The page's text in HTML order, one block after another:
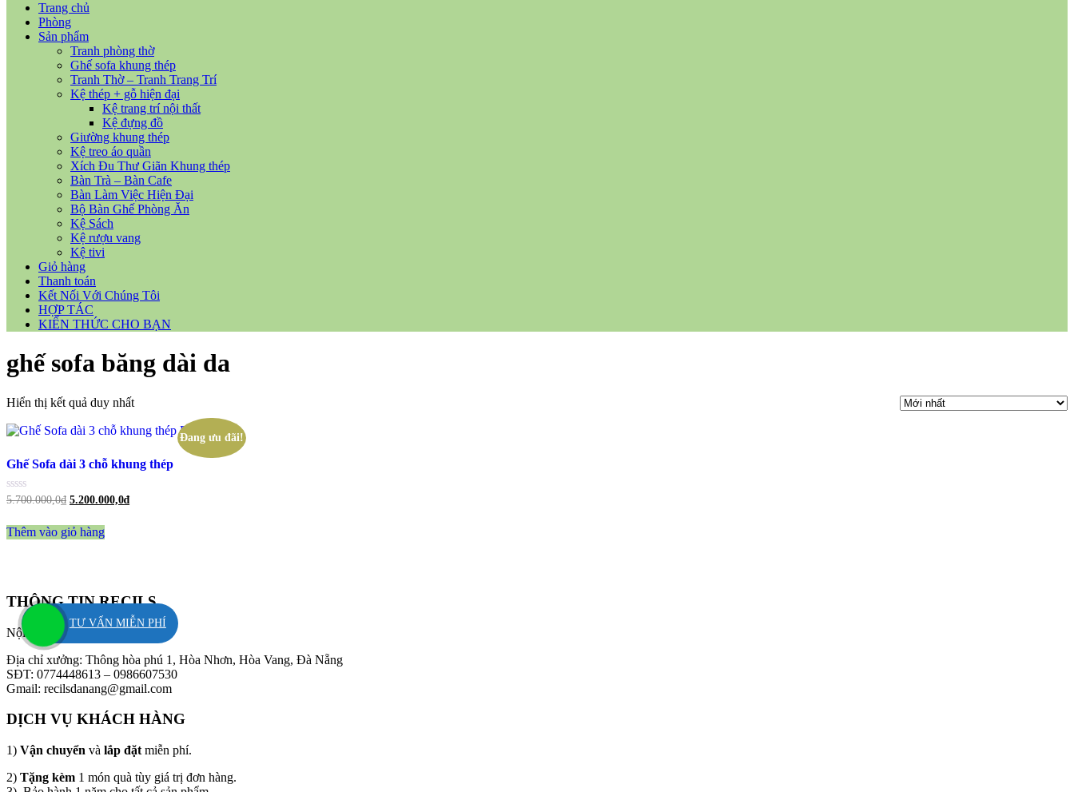
Trang chủ
Phòng
Sản phẩm
Tranh phòng thờ
Ghế sofa khung thép
Tranh Thờ – Tranh Trang Trí
Kệ thép + gỗ hiện đại
Kệ trang trí nội thất
Kệ đựng đồ
Giường khung thép
Kệ treo áo quần
Xích Đu Thư Giãn Khung thép
Bàn Trà – Bàn Cafe
Bàn Làm Việc Hiện Đại
Bộ Bàn Ghế Phòng Ăn
Kệ Sách
Kệ rượu vang
Kệ tivi
Giỏ hàng
Thanh toán
Kết Nối Với Chúng Tôi
HỢP TÁC
KIẾN THỨC CHO BẠN
ghế sofa băng dài da
Hiển thị kết quả duy nhất
Đang ưu đãi!
Ghế Sofa dài 3 chỗ khung thép
Được
0
5
5.700.000,0₫ 5.200.000,0₫
Thêm vào giỏ hàng
THÔNG TIN RECILS
Nội thất Recils Đà Nẵng
Địa chỉ xưởng: Thông hòa phú 1, Hòa Nhơn, Hòa Vang, Đà Nẵng
SĐT: 0774448613 – 0986607530
Gmail: recilsdanang@gmail.com
DỊCH VỤ KHÁCH HÀNG
1) Vận chuyển và lắp đặt miễn phí.
2) Tặng kèm 1 món quà tùy giá trị đơn hàng.
TƯ VẤN MIỄN PHÍ